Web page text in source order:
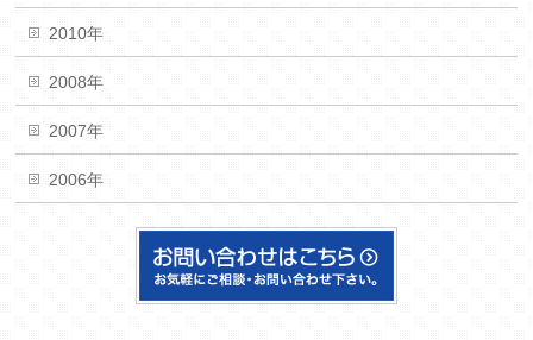
2010年
2008年
2007年
2006年